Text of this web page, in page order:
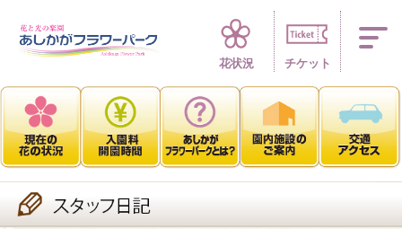
四季折々 花の
花状況 チケット